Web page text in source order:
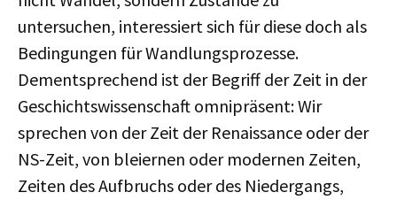
untersuchen, interessiert sich für diese doch als
Bedingungen für Wandlungsprozesse.
Dementsprechend ist der Begriff der Zeit in der
Geschichtswissenschaft omnipräsent: Wir
sprechen von der Zeit der Renaissance oder der
NS-Zeit, von bleiernen oder modernen Zeiten,
Zeiten des Aufbruchs oder des Niedergangs,